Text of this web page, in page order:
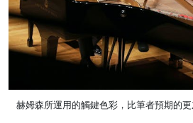
赫姆森所運用的觸鍵色彩，比筆者預期的更